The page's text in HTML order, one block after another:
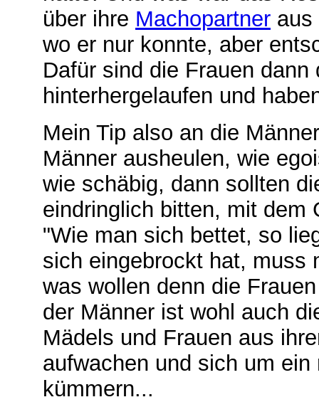
über ihre Machopartner aus
wo er nur konnte, aber
Dafür sind die Frauen
hinterhergelaufen und
Mein Tip also an die
Männer ausheulen, wie
wie schäbig, dann sollten
eindringlich bitten, mit dem
"Wie man sich bettet, so
sich eingebrockt hat, muss
was wollen denn die
der Männer ist wohl auch
Mädels und Frauen aus
aufwachen und sich um
kümmern...